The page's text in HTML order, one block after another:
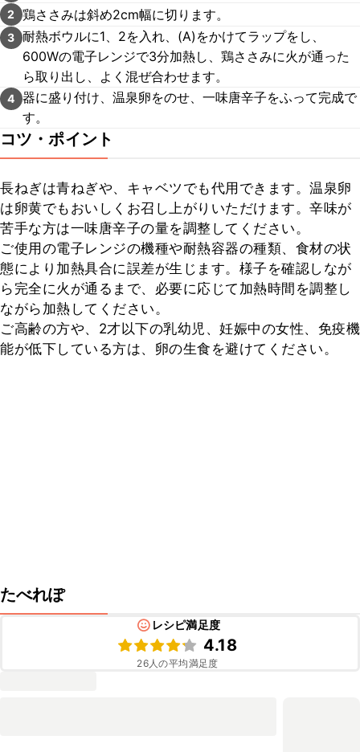
2 鶏ささみは斜め2cm幅に切ります。
3 耐熱ボウルに1、2を入れ、(A)をかけてラップをし、
600Wの電子レンジで3分加熱し、鶏ささみに火が通った
ら取り出し、よく混ぜ合わせます。
4 器に盛り付け、温泉卵をのせ、一味唐辛子をふって完成で
す。
コツ・ポイント
長ねぎは青ねぎや、キャベツでも代用できます。温泉卵
は卵黄でもおいしくお召し上がりいただけます。辛味が
苦手な方は一味唐辛子の量を調整してください。
ご使用の電子レンジの機種や耐熱容器の種類、食材の状
態により加熱具合に誤差が生じます。様子を確認しなが
ら完全に火が通るまで、必要に応じて加熱時間を調整し
ながら加熱してください。
ご高齢の方や、2才以下の乳幼児、妊娠中の女性、免疫機
能が低下している方は、卵の生食を避けてください。
たべれぽ
レシピ満足度
4.18
26人の平均満足度